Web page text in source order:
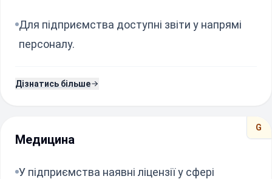
Для підприємства доступні звіти у напрямі
персоналу.
Дізнатись більше
G
Медицина
У підприємства наявні ліцензії у сфері